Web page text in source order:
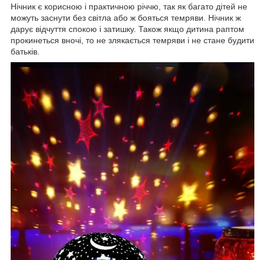
Нічник є корисною і практичною річчю, так як багато дітей не
можуть заснути без світла або ж бояться темряви. Нічник ж
дарує відчуття спокою і затишку. Також якщо дитина раптом
прокинеться вночі, то не злякається темряви і не стане будити
батьків.